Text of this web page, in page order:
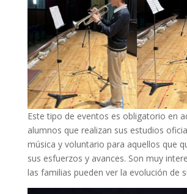
Este tipo de eventos es obligatorio en
alumnos que realizan sus estudios
música y voluntario para aquellos que
sus esfuerzos y avances. Son muy
las familias pueden ver la evolución de